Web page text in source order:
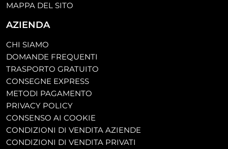
MAPPA DEL SITO
AZIENDA
CHI SIAMO
DOMANDE FREQUENTI
TRASPORTO GRATUITO
CONSEGNE EXPRESS
METODI PAGAMENTO
PRIVACY POLICY
CONSENSO AI COOKIE
CONDIZIONI DI VENDITA AZIENDE
CONDIZIONI DI VENDITA PRIVATI